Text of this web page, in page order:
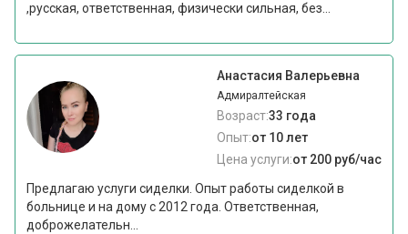
,русская, ответственная, физически сильная, без...
Анастасия Валерьевна
Адмиралтейская
Возраст:33 года
Опыт:от 10 лет
Цена услуги:от 200 руб/час
Предлагаю услуги сиделки. Опыт работы сиделкой в
больнице и на дому с 2012 года. Ответственная,
доброжелательн...